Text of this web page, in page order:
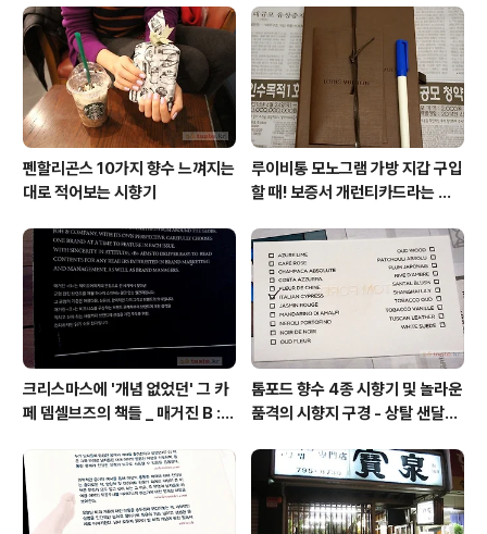
서 촌평만 간단히 곁들여 정리해본다. 델리카트슨 사람들
(Delicatessen, 1991) 감독 장-피에르 주네, 마르크 카
로 / 프랑스 / 98분 촌평 : 영화 전반에 걸친 각종 소리들과
달팽..
펜할리곤스 10가지 향수 느껴지는
대로 적어보는 시향기
루이비통 모노그램 가방 지갑 구입
할 때! 보증서 개런티카드라는 것
크리스마스에 '개념 없었던' 그 카
페 뎀셀브즈의 책들 _ 매거진 B :
커피
톰포드 향수 4종 시향기 및 놀라운
품격의 시향지 구경 - 상탈 샌달우
노